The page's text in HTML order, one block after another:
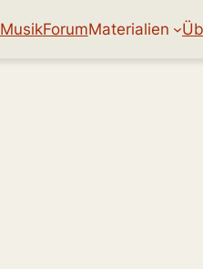
MusikForumMaterialien